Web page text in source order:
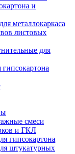
и
металлокаркаса
листовых
для
смеси
и ГКЛ
гипсокартона
штукатурных